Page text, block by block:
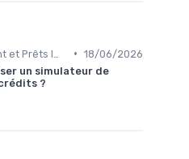
• 18/06/2026
un simulateur de
?